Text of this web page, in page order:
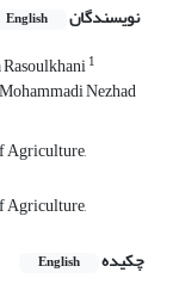
نویسندگان English
1
Nezhad
Agriculture,
Agriculture,
چکیده
English